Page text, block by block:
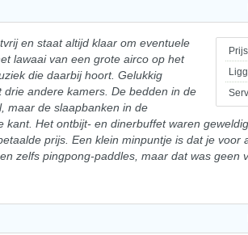
en staat altijd klaar om eventuele
lawaai van een grote airco op het
die daarbij hoort. Gelukkig
andere kamers. De bedden in de
maar de slaapbanken in de
Het ontbijt- en dinerbuffet waren
prijs. Een klein minpuntje is dat je voor
zelfs pingpong-paddles, maar dat was geen